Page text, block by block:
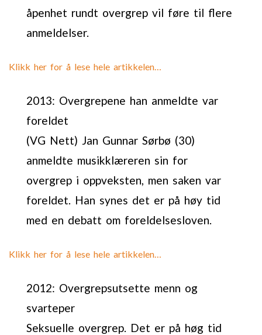
åpenhet rundt overgrep vil føre til flere
anmeldelser.
Klikk her for å lese hele artikkelen…
2013: Overgrepene han anmeldte var
foreldet
(VG Nett) Jan Gunnar Sørbø (30)
anmeldte musikklæreren sin for
overgrep i oppveksten, men saken var
foreldet. Han synes det er på høy tid
med en debatt om foreldelsesloven.
Klikk her for å lese hele artikkelen…
2012: Overgrepsutsette menn og
svarteper
Seksuelle overgrep. Det er på høg tid